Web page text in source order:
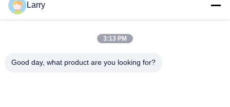
Larry
3:13 PM
Good day, what product are you looking for?